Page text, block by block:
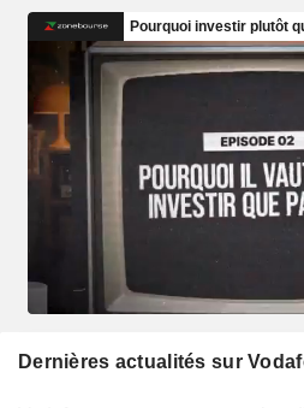
Dernières actualités sur